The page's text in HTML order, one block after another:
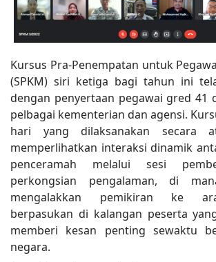
Kursus Pra-Penempatan untuk
(SPKM) siri ketiga bagi tahun ini
dengan penyertaan pegawai gred 41
pelbagai kementerian dan agensi.
hari yang dilaksanakan secara
memperlihatkan interaksi dinamik
penceramah melalui sesi
perkongsian pengalaman, di
mengalakkan pemikiran ke
berpasukan di kalangan peserta
memberi kesan penting sewaktu
negara.